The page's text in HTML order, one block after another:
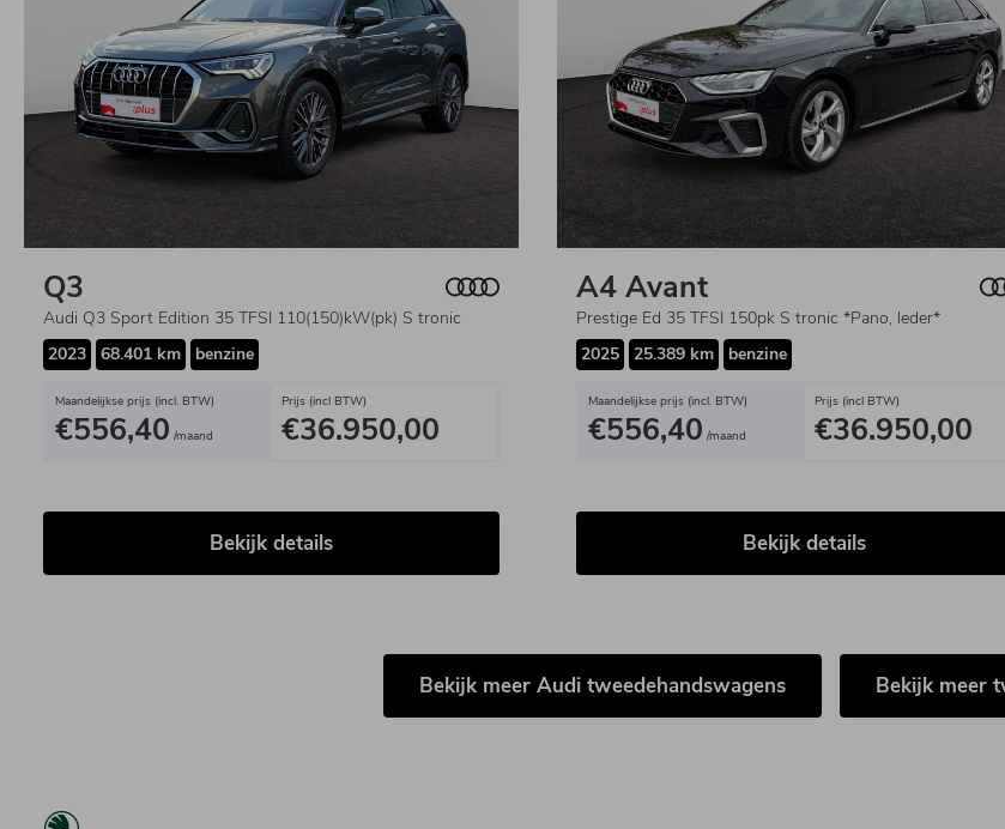
Q3
Audi Q3 Sport Edition 35 TFSI 110(150)kW(pk) S tronic
2023
68.401 km benzine
Maandelijkse prijs (incl. BTW)
€556,40 /maand
Prijs (incl BTW)
€36.950,00
Bekijk details
A4 Avant
Prestige Ed 35 TFSI 150pk S tronic *Pano, leder*
2025
25.389 km benzine
Maandelijkse prijs (incl. BTW)
€556,40 /maand
Prijs (incl BTW)
€36.950,00
Bekijk details
Bekijk meer Audi tweedehandswagens Bekijk meer